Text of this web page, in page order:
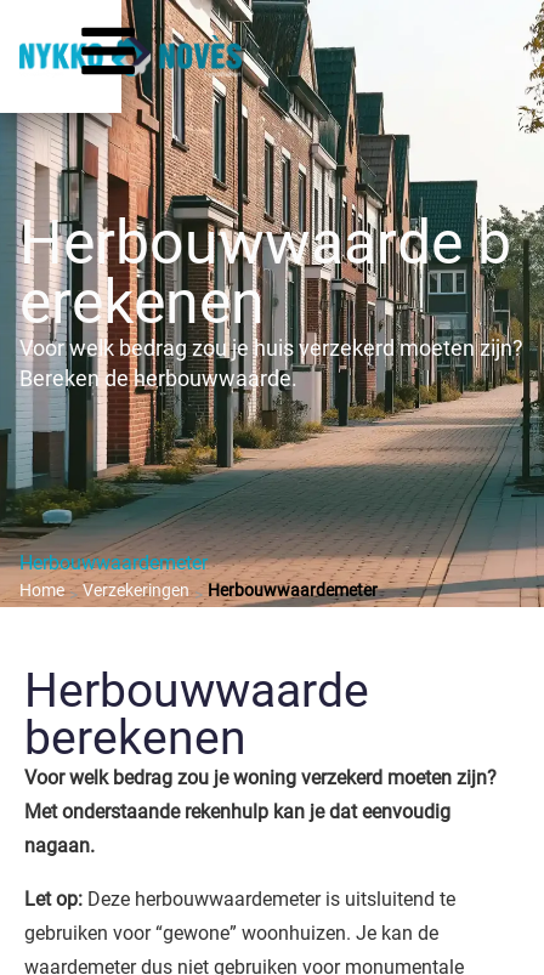
Herbouwwaarde b
erekenen
Voor welk bedrag zou je huis verzekerd moeten zijn?
Bereken de herbouwwaarde.
Herbouwwaardemeter
Home > Verzekeringen > Herbouwwaardemeter
Herbouwwaarde
berekenen
Voor welk bedrag zou je woning verzekerd moeten zijn?
Met onderstaande rekenhulp kan je dat eenvoudig
nagaan.
Let op: Deze herbouwwaardemeter is uitsluitend te
gebruiken voor “gewone” woonhuizen. Je kan de
waardemeter dus niet gebruiken voor monumentale